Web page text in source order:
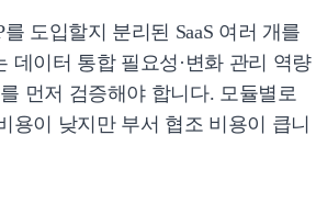
도입할지 분리된 SaaS 여러 개를
데이터 통합 필요성·변화 관리 역량
먼저 검증해야 합니다. 모듈별로
용이 낮지만 부서 협조 비용이 큽니